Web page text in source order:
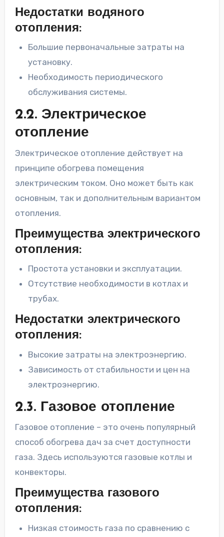
Недостатки водяного
отопления:
Большие первоначальные затраты на
установку.
Необходимость периодического
обслуживания системы.
2.2. Электрическое
отопление
Электрическое отопление действует на
принципе обогрева помещения
электрическим током. Оно может быть как
основным, так и дополнительным вариантом
отопления.
Преимущества электрического
отопления:
Простота установки и эксплуатации.
Отсутствие необходимости в котлах и
трубах.
Недостатки электрического
отопления:
Высокие затраты на электроэнергию.
Зависимость от стабильности и цен на
электроэнергию.
2.3. Газовое отопление
Газовое отопление – это очень популярный
способ обогрева дач за счет доступности
газа. Здесь используются газовые котлы и
конвекторы.
Преимущества газового
отопления:
Низкая стоимость газа по сравнению с